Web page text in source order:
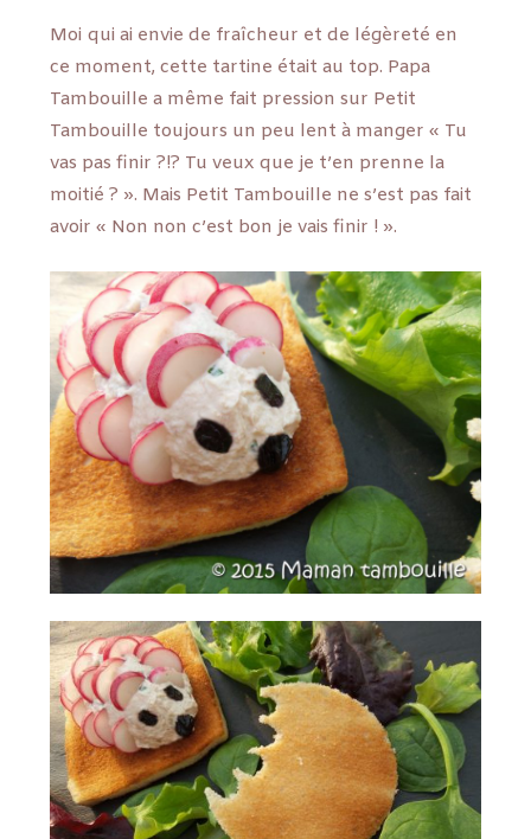
Moi qui ai envie de fraîcheur et de légèreté en
ce moment, cette tartine était au top. Papa
Tambouille a même fait pression sur Petit
Tambouille toujours un peu lent à manger « Tu
vas pas finir ?!? Tu veux que je t’en prenne la
moitié ? ». Mais Petit Tambouille ne s’est pas fait
avoir « Non non c’est bon je vais finir ! ».